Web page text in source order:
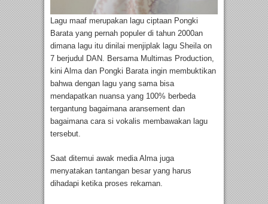
Lagu maaf merupakan lagu ciptaan Pongki
Barata yang pernah populer di tahun 2000an
dimana lagu itu dinilai menjiplak lagu Sheila on
7 berjudul DAN. Bersama Multimas Production,
kini Alma dan Pongki Barata ingin membuktikan
bahwa dengan lagu yang sama bisa
mendapatkan nuansa yang 100% berbeda
tergantung bagaimana aransement dan
bagaimana cara si vokalis membawakan lagu
tersebut.
Saat ditemui awak media Alma juga
menyatakan tantangan besar yang harus
dihadapi ketika proses rekaman.